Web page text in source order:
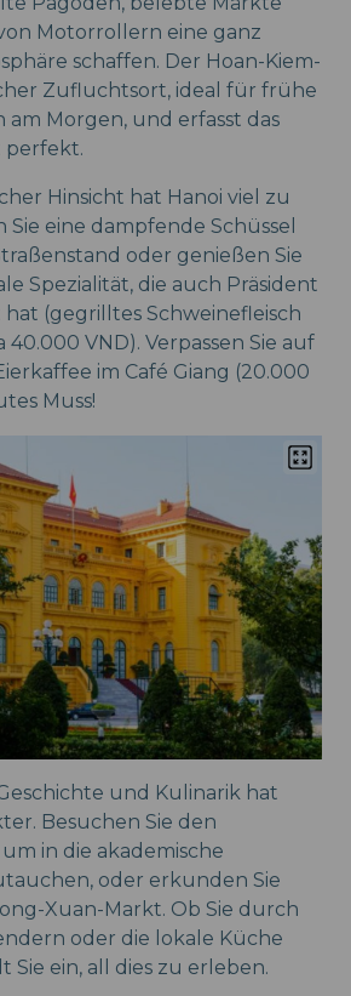
Motorrollern eine ganz
schaffen. Der Hoan-Kiem-
Zufluchtsort, ideal für frühe
am Morgen, und erfasst das
perfekt.
Hinsicht hat Hanoi viel zu
Sie eine dampfende Schüssel
oder genießen Sie
Spezialität, die auch Präsident
(gegrilltes Schweinefleisch
VND). Verpassen Sie auf
im Café Giang (20.000
Muss!
und Kulinarik hat
Besuchen Sie den
in die akademische
oder erkunden Sie
Xuan-Markt. Ob Sie durch
oder die lokale Küche
Sie ein, all dies zu erleben.